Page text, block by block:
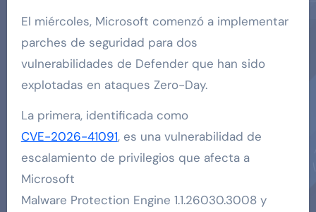
El miércoles, Microsoft comenzó a implementar
parches de seguridad para dos
vulnerabilidades de Defender que han sido
explotadas en ataques Zero-Day.
La primera, identificada como
CVE-2026-41091, es una vulnerabilidad de
escalamiento de privilegios que afecta a
Microsoft
Malware Protection Engine 1.1.26030.3008 y